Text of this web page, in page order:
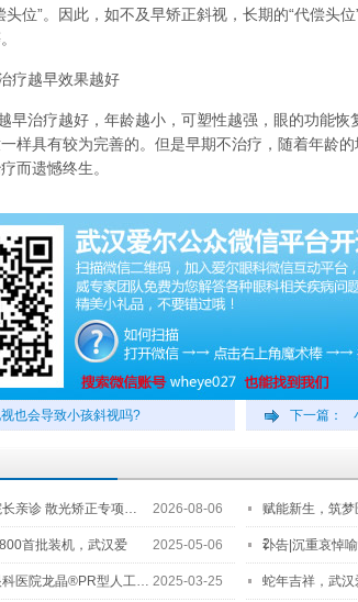
头位”。因此，如不及早矫正斜视，长期的“代偿头
越早效果越好
治疗越好，年龄越小，可塑性越强，眼的功能恢
样具有较为完善的。但是早期不治疗，随着年龄
而遗憾终生。
也会导致小孩斜视吗? 下一篇：
亲诊 散光矫正专项… 2026-08-06 赋能新生，筑
2…
首批装机，武汉爱 2025-05-06 讣告|沉重哀悼
科医院龙晶®PR型人工… 2025-03-25 蛇年吉祥，武